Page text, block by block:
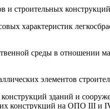
и строительных
характеристик
среды в
элементов
зданий и
конструкций на ОПО III и